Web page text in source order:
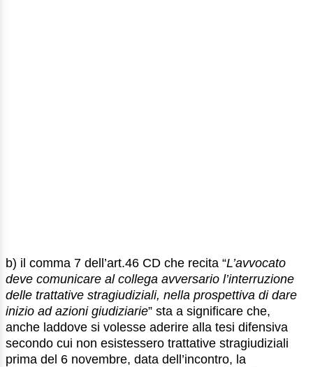
b) il comma 7 dell’art.46 CD che recita “L’avvocato
deve comunicare al collega avversario l’interruzione
delle trattative stragiudiziali, nella prospettiva di dare
inizio ad azioni giudiziarie” sta a significare che,
anche laddove si volesse aderire alla tesi difensiva
secondo cui non esistessero trattative stragiudiziali
prima del 6 novembre, data dell’incontro, la